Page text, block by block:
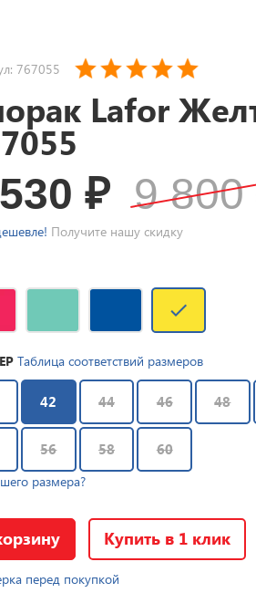
767055
Lafor
₽ 9 800
Получите нашу скидку
Таблица соответствий размеров
42 44 46 48
56 58 60
размера?
Купить в 1 клик
перед покупкой